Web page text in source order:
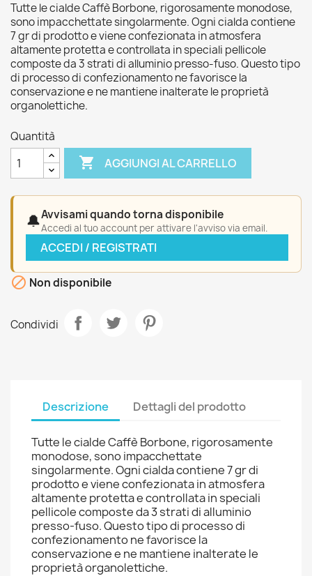
Tutte le cialde Caffè Borbone, rigorosamente monodose,
sono impacchettate singolarmente. Ogni cialda contiene
7 gr di prodotto e viene confezionata in atmosfera
altamente protetta e controllata in speciali pellicole
composte da 3 strati di alluminio presso-fuso. Questo tipo
di processo di confezionamento ne favorisce la
conservazione e ne mantiene inalterate le proprietà
organolettiche.
Quantità
 AGGIUNGI AL CARRELLO
🔔Avvisami quando torna disponibile
Accedi al tuo account per attivare l'avviso via email.
ACCEDI / REGISTRATI
 Non disponibile
Condividi
Descrizione Dettagli del prodotto
Tutte le cialde Caffè Borbone, rigorosamente
monodose, sono impacchettate
singolarmente. Ogni cialda contiene 7 gr di
prodotto e viene confezionata in atmosfera
altamente protetta e controllata in speciali
pellicole composte da 3 strati di alluminio
presso-fuso. Questo tipo di processo di
confezionamento ne favorisce la
conservazione e ne mantiene inalterate le
proprietà organolettiche.